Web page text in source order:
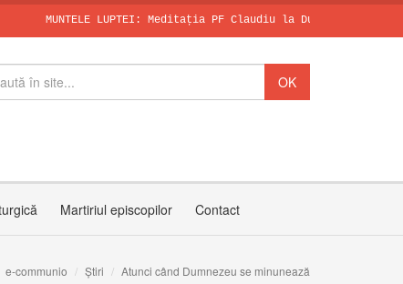
MUNTELE LUPTEI: Meditația PF Claudiu la Duminica a X-a după
SFÂNTUL
Papa, în
Invitația PF
Martiriul episcopilor Contact
e-communio Știri Atunci când Dumnezeu se minunează